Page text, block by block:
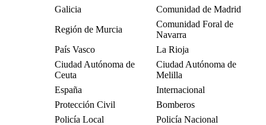
Galicia
Comunidad de Madrid
Región de Murcia
Comunidad Foral de
Navarra
País Vasco
La Rioja
Ciudad Autónoma de
Ceuta
Ciudad Autónoma de
Melilla
España
Internacional
Protección Civil
Bomberos
Policía Local
Policía Nacional